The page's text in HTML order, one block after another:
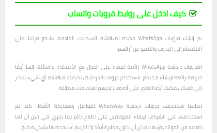
كيف ادخل على روابط قروبات واتساب
تم إنشاء قروبات WhatsApp جديدة لمناقشة الانتخابات القادمة. نشجع قرائنا على
الانضمام إلى الجروب والتعبير عن آرائهم.
القروبات دردشة WhatsApp رائعة للبقاء على اتصال مع الأصدقاء والعائلة. إنها أيضًا
طريقة رائعة لإنشاء مجتمع. باستخدام كروبات الدردشة ، يمكنك مناقشة أي شيء يتبادر
إلى ذهنك. يمكنك أيضًا العثور على أصدقاء لديهم اهتمامات مماثلة.
لطالما استخدمت جروبات دردشة WhatsApp للتواصل ومشاركة الأفكار. كما تم
استخدامها في الشركات لإبقاء الموظفين على اطلاع دائم بما يجري. في حين أن لها
العديد من الفوائد ، فإنها يمكن أن تكون خطيرة أيضًا إذا لم يتم استخدامها بشكل صحيح.